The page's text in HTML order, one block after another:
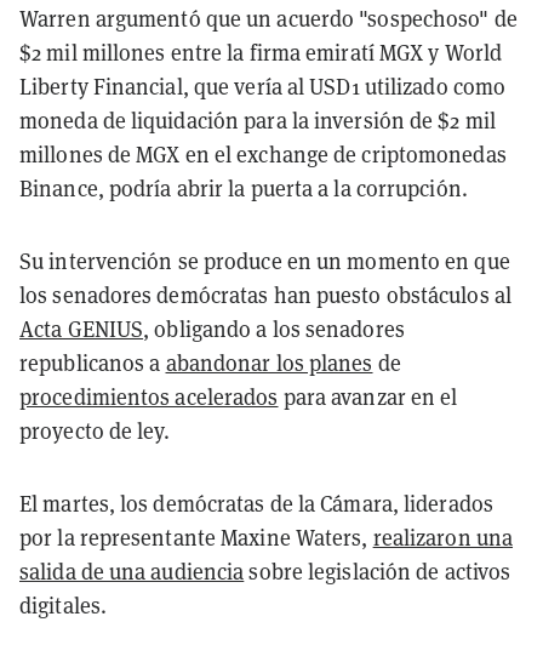
Warren argumentó que un acuerdo "sospechoso" de
$2 mil millones entre la firma emiratí MGX y World
Liberty Financial, que vería al USD1 utilizado como
moneda de liquidación para la inversión de $2 mil
millones de MGX en el exchange de criptomonedas
Binance, podría abrir la puerta a la corrupción.
Su intervención se produce en un momento en que
los senadores demócratas han puesto obstáculos al
Acta GENIUS, obligando a los senadores
republicanos a abandonar los planes de
procedimientos acelerados para avanzar en el
proyecto de ley.
El martes, los demócratas de la Cámara, liderados
por la representante Maxine Waters, realizaron una
salida de una audienciasobre legislación de activos
digitales.